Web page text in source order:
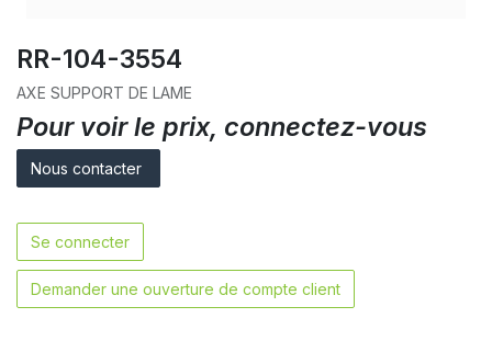
RR-104-3554
AXE SUPPORT DE LAME
Pour voir le prix, connectez-vous
Nous contacter
Se connecter
Demander une ouverture de compte client